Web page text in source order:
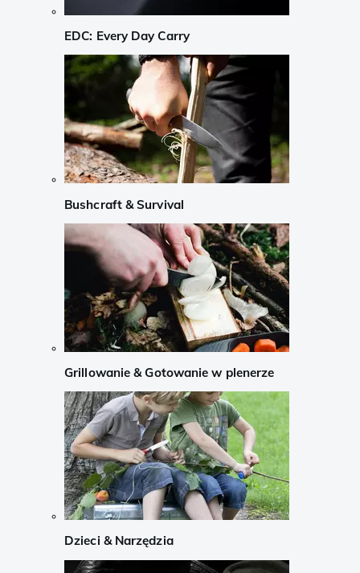
EDC: Every Day Carry
Bushcraft & Survival
Grillowanie & Gotowanie w plenerze
Dzieci & Narzędzia